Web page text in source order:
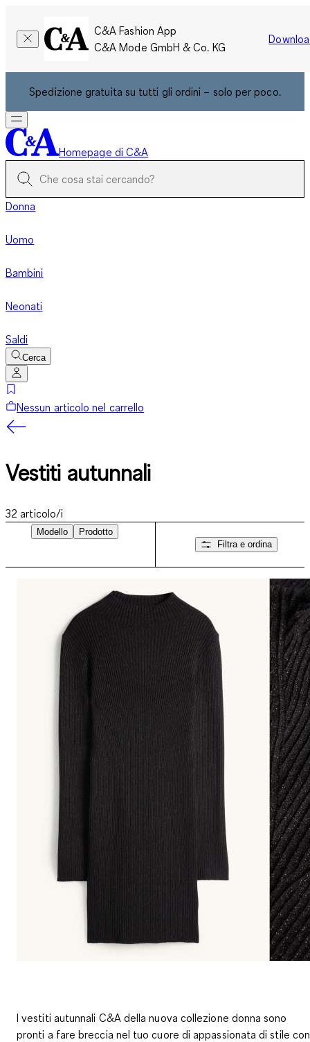
C&A Fashion App
C&A Mode GmbH & Co. KG
Spedizione gratuita su tutti gli ordini – solo per poco.
Homepage di C&A
Donna
Uomo
Bambini
Neonati
Saldi
Cerca
Nessun articolo nel carrello
Vestiti autunnali
32 articolo/i
Modello
Prodotto
Filtra e ordina
I vestiti autunnali C&A della nuova collezione donna sono
pronti a fare breccia nel tuo cuore di appassionata di stile con